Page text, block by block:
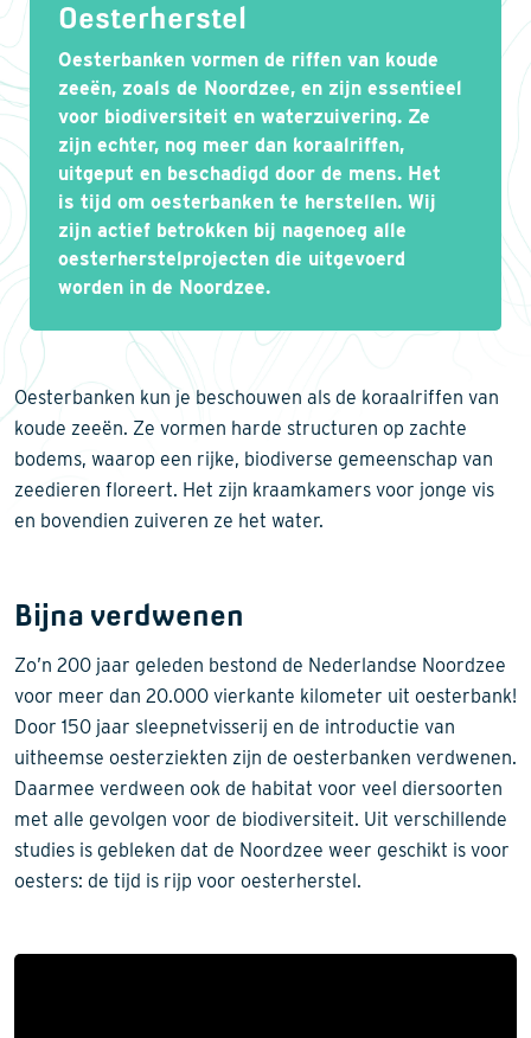
Oesterherstel
Oesterbanken vormen de riffen van koude
zeeën, zoals de Noordzee, en zijn essentieel
voor biodiversiteit en waterzuivering. Ze
zijn echter, nog meer dan koraalriffen,
uitgeput en beschadigd door de mens. Het
is tijd om oesterbanken te herstellen. Wij
zijn actief betrokken bij nagenoeg alle
oesterherstelprojecten die uitgevoerd
worden in de Noordzee.
Oesterbanken kun je beschouwen als de koraalriffen van
koude zeeën. Ze vormen harde structuren op zachte
bodems, waarop een rijke, biodiverse gemeenschap van
zeedieren floreert. Het zijn kraamkamers voor jonge vis
en bovendien zuiveren ze het water.
Bijna verdwenen
Zo’n 200 jaar geleden bestond de Nederlandse Noordzee
voor meer dan 20.000 vierkante kilometer uit oesterbank!
Door 150 jaar sleepnetvisserij en de introductie van
uitheemse oesterziekten zijn de oesterbanken verdwenen.
Daarmee verdween ook de habitat voor veel diersoorten
met alle gevolgen voor de biodiversiteit. Uit verschillende
studies is gebleken dat de Noordzee weer geschikt is voor
oesters: de tijd is rijp voor oesterherstel.